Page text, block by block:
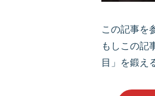
この記事を
もしこの記
目」を鍛え